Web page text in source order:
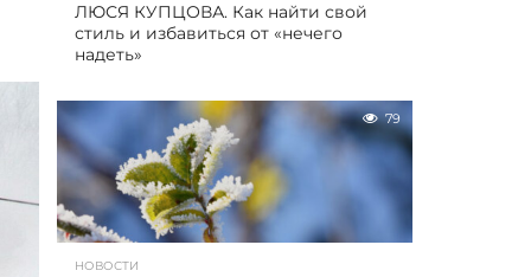
ЛЮСЯ КУПЦОВА. Как найти свой
стиль и избавиться от «нечего
надеть»
79
НОВОСТИ